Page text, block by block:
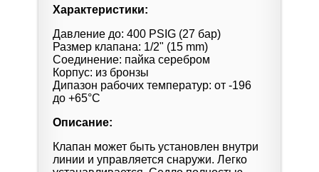
Характеристики:
Давление до: 400 PSIG (27 бар)
Размер клапана: 1/2" (15 mm)
Соединение: пайка серебром
Корпус: из бронзы
Дипазон рабочих температур: от -196
до +65°С
Описание:
Клапан может быть установлен внутри
линии и управляется снаружи. Легко